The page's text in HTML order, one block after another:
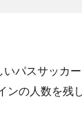
パスサッカ
ンの人数を残